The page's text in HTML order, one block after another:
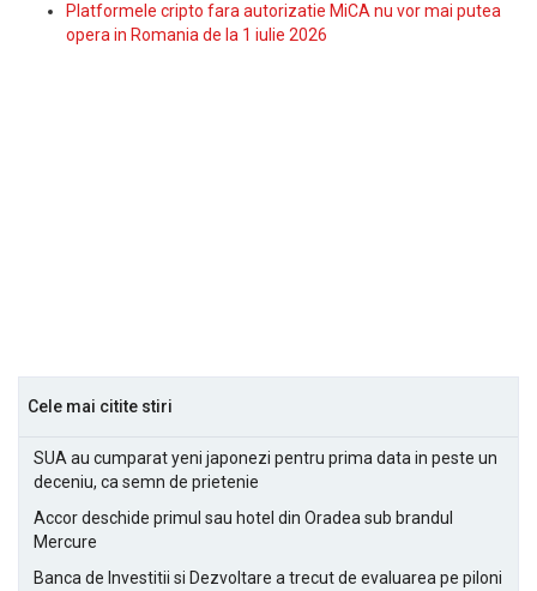
Platformele cripto fara autorizatie MiCA nu vor mai putea
opera in Romania de la 1 iulie 2026
Cele mai citite stiri
SUA au cumparat yeni japonezi pentru prima data in peste un
deceniu, ca semn de prietenie
Accor deschide primul sau hotel din Oradea sub brandul
Mercure
Banca de Investitii si Dezvoltare a trecut de evaluarea pe piloni